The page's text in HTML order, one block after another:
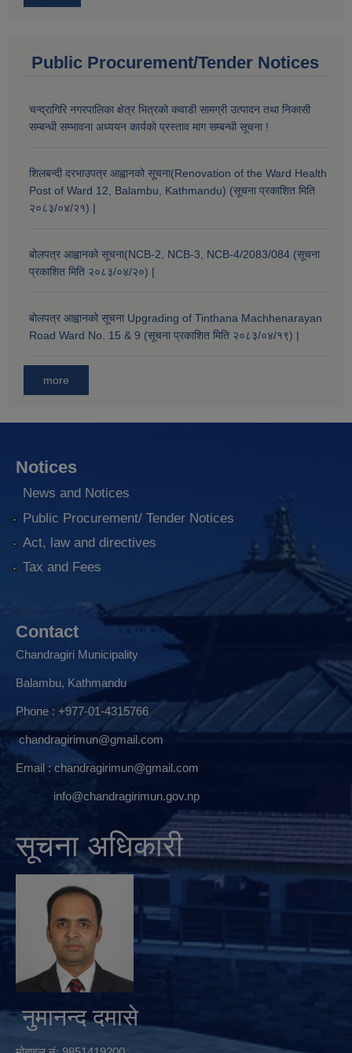
Public Procurement/Tender Notices
चन्द्रागिरि नगरपालिका क्षेत्र भित्रको कवाडी सामग्री उत्पादन तथा निकासी
सम्बन्धी सम्भावना अध्ययन कार्यको प्रस्ताव माग सम्बन्धी सूचना !
शिलबन्दी दरभाउपत्र आह्वानको सूचना(Renovation of the Ward Health
Post of Ward 12, Balambu, Kathmandu) (सूचना प्रकाशित मिति
२०८३/०४/२१) |
बोलपत्र आह्वानको सूचना(NCB-2, NCB-3, NCB-4/2083/084 (सूचना
प्रकाशित मिति २०८३/०४/२०) |
बोलपत्र आह्वानको सूचना Upgrading of Tinthana Machhenarayan
Road Ward No. 15 & 9 (सूचना प्रकाशित मिति २०८३/०४/१९) |
more
Notices
News and Notices
Public Procurement/ Tender Notices
Act, law and directives
Tax and Fees
Contact
Chandragiri Municipality
Balambu, Kathmandu
Phone : +977-01-4315766
chandragirimun@gmail.com
Email :chandragirimun@gmail.com
info@chandragirimun.gov.np
सूचना अधिकारी
नुमानन्द दमासे